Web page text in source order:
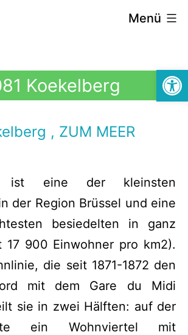
Menü
Koekelberg
, ZUM MEER
ist eine der kleinsten
der Region Brüssel und eine
besiedelten in ganz
17 900 Einwohner pro km2).
die seit 1871-1872 den
mit dem Gare du Midi
sie in zwei Hälften: auf der
ein Wohnviertel mit